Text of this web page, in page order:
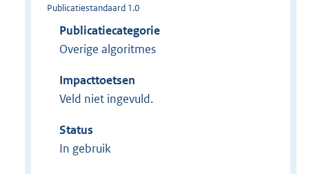
Publicatiestandaard 1.0
Publicatiecategorie
Overige algoritmes
Impacttoetsen
Veld niet ingevuld.
Status
In gebruik